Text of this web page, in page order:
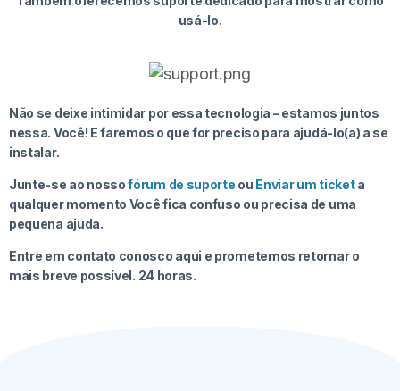
usá-lo.
Não se deixe intimidar por essa tecnologia – estamos juntos
nessa. Você! E faremos o que for preciso para ajudá-lo(a) a se
instalar.
Junte-se ao nossofórum de suporte ou Enviar um ticketa
qualquer momento Você fica confuso ou precisa de uma
pequena ajuda.
Entre em contato conosco aqui e prometemos retornar o
mais breve possível. 24 horas.